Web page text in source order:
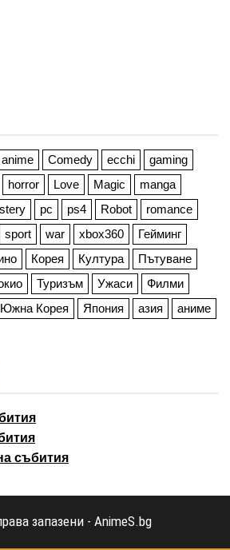
anime Comedy ecchi
gaming
horror Love Magic
manga
pc ps4 Robot
romance
sport war xbox360
Гейминг
Корея Култура
Пътуване
Туризъм Ужаси
Филми
Южна Корея Япония азия
аниме
събития
запазени - AnimeS.bg